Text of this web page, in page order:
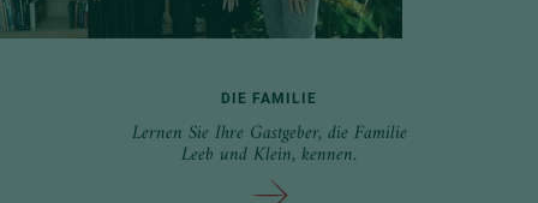
DIE FAMILIE
Lernen Sie Ihre Gastgeber, die Familie
Leeb und Klein, kennen.